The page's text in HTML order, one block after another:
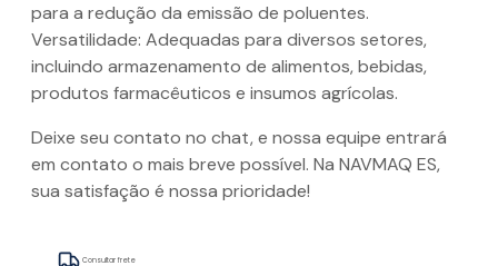
para a redução da emissão de poluentes.
Versatilidade: Adequadas para diversos setores,
incluindo armazenamento de alimentos, bebidas,
produtos farmacêuticos e insumos agrícolas.
Deixe seu contato no chat, e nossa equipe entrará
em contato o mais breve possível. Na NAVMAQ ES,
sua satisfação é nossa prioridade!
Consultar frete